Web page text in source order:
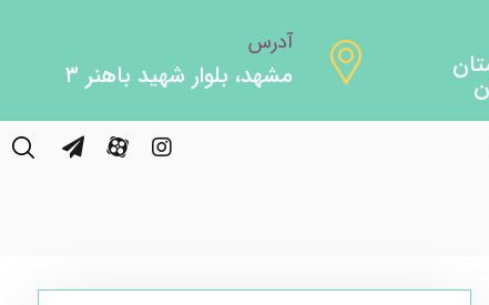
آدرس
مشهد، بلوار شهید باهنر ۳